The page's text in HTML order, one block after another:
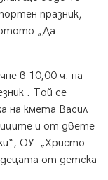
празник,
„Да
в 10,00 ч. на
. Той се
на кмета Васил
и от двете
ОУ „Христо
от детска